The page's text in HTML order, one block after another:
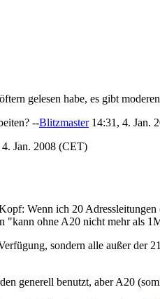
gelesen habe, es gibt
--Blitzmaster14:31, 4. Jan.
Jan. 2008 (CET)
Wenn ich 20
ohne A20 nicht mehr als
sondern alle außer
generell benutzt, aber A20